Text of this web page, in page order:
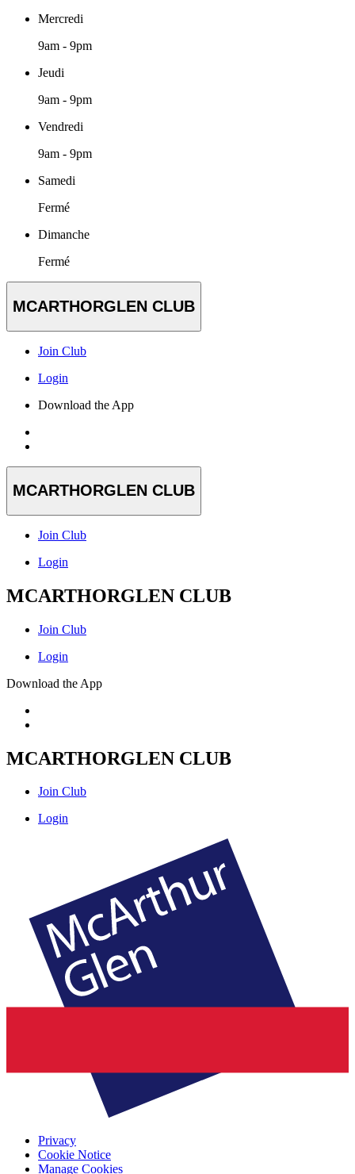
Mercredi
9am - 9pm
Jeudi
9am - 9pm
Vendredi
9am - 9pm
Samedi
Fermé
Dimanche
Fermé
MCARTHORGLEN CLUB
Join Club
Login
Download the App
MCARTHORGLEN CLUB
Join Club
Login
MCARTHORGLEN CLUB
Join Club
Login
Download the App
MCARTHORGLEN CLUB
Join Club
Login
Privacy
Cookie Notice
Manage Cookies